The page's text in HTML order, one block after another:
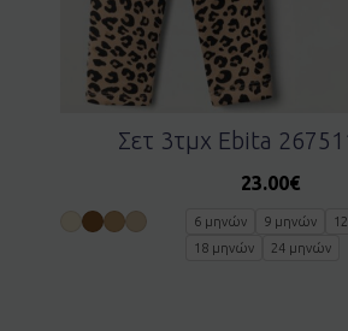
Σετ 3τμχ Ebita
23.00€
6 μηνών 9 μηνών
18 μηνών
24 μηνών